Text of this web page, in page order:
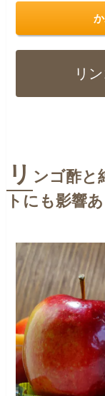
リ
リ ンゴ酢と
トにも影響